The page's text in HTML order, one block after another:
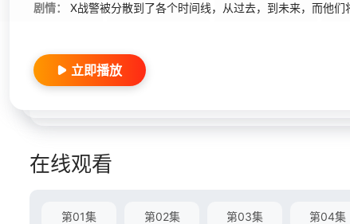
剧情：
X战警被分散到了各个时间线，从过去，到未来，而他
立即播放
在线观看
第01集 第02集 第03集 第04集